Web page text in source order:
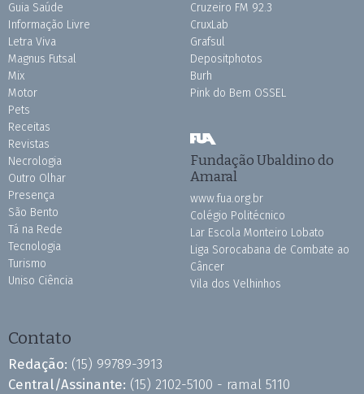
Guia Saúde
Informação Livre
Letra Viva
Magnus Futsal
Mix
Motor
Pets
Receitas
Revistas
Necrologia
Outro Olhar
Presença
São Bento
Tá na Rede
Tecnologia
Turismo
Uniso Ciência
Cruzeiro FM 92.3
CruxLab
Grafsul
Depositphotos
Burh
Pink do Bem OSSEL
Fundação Ubaldino do
Amaral
www.fua.org.br
Colégio Politécnico
Lar Escola Monteiro Lobato
Liga Sorocabana de Combate ao
Câncer
Vila dos Velhinhos
Contato
Redação: (15) 99789-3913
Central/Assinante: (15) 2102-5100 - ramal 5110